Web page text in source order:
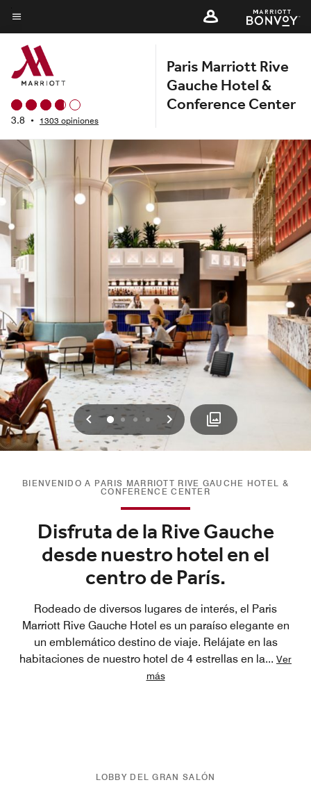
Skip
to
main
content
Texto del menú
3.8 • 1303 opiniones
Paris Marriott Rive
Gauche Hotel &
Conference Center
Anterior
0 123 Siguiente
BIENVENIDO A PARIS MARRIOTT RIVE GAUCHE HOTEL &
CONFERENCE CENTER
Disfruta de la Rive Gauche
desde nuestro hotel en el
centro de París.
Rodeado de diversos lugares de interés, el Paris
Marriott Rive Gauche Hotel es un paraíso elegante en
un emblemático destino de viaje. Relájate en las
habitaciones de nuestro hotel de 4 estrellas en la... Ver
más
LOBBY DEL GRAN SALÓN